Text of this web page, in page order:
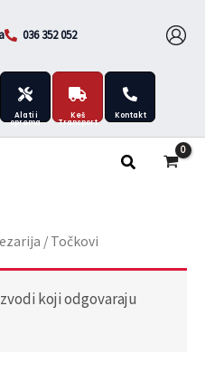
036 352 052
Alati i
oprema
Keš
Transport
Kontakt
/ Točkovi
koji odgovaraju